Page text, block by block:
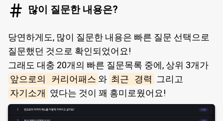
많이 질문한 내용은?
당연하게도, 많이 질문한 내용은 빠른 질문 선택으로
질문했던 것으로 확인되었어요!
그래도 대충 20개의 빠른 질문목록 중에, 상위 3개가
앞으로의 커리어패스 와 최근 경력
그리고
자기소개 였다는 것이 꽤 흥미로웠어요!